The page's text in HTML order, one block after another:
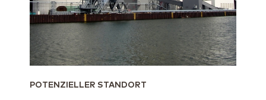
POTENZIELLER STANDORT